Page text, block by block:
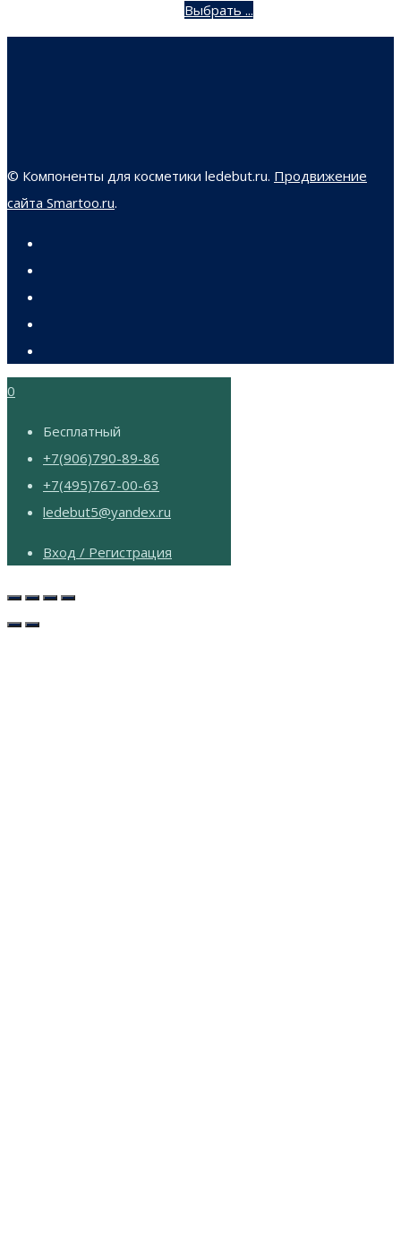
Выбрать ...
© Компоненты для косметики ledebut.ru. Продвижение
сайта Smartoo.ru.
0
Бесплатный
+7(906)790-89-86
+7(495)767-00-63
ledebut5@yandex.ru
Вход / Регистрация